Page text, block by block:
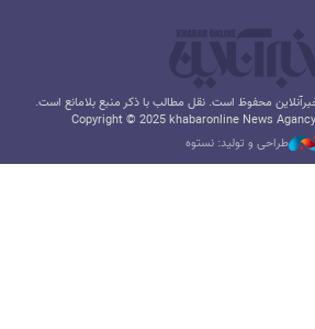
محفوظ است. نقل مطالب با ذکر منبع بلامانع است.
Copyright © 2025 khabaronline News
طراحی و تولید: نستوه